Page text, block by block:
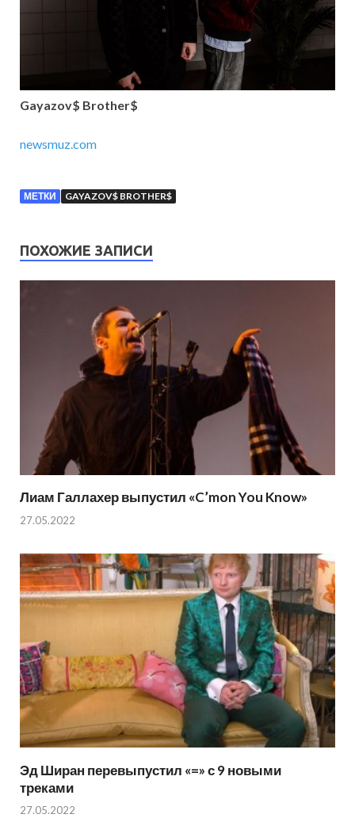
Gayazov$ Brother$
newsmuz.com
МЕТКИ GAYAZOV$ BROTHER$
ПОХОЖИЕ ЗАПИСИ
Лиам Галлахер выпустил «C’mon You Know»
27.05.2022
Эд Ширан перевыпустил «=» с 9 новыми
треками
27.05.2022